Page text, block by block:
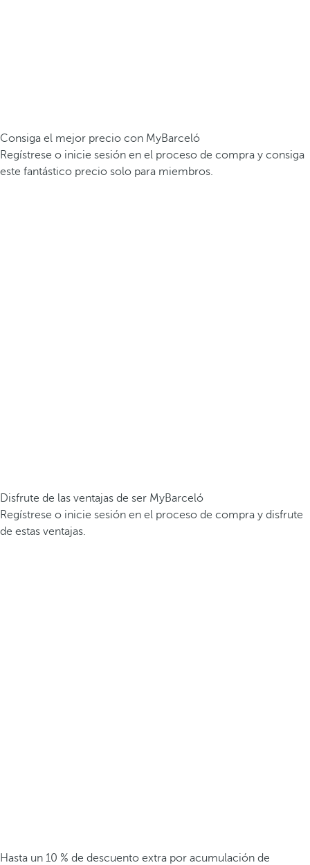
Consiga el mejor precio con MyBarceló
Regístrese o inicie sesión en el proceso de compra y consiga
este fantástico precio solo para miembros.
Disfrute de las ventajas de ser MyBarceló
Regístrese o inicie sesión en el proceso de compra y disfrute
de estas ventajas.
Hasta un 10 % de descuento extra por acumulación de